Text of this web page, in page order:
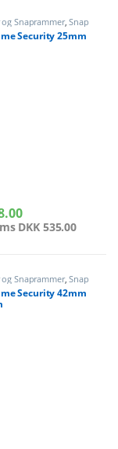
Snaprammer,Snap
Security 25mm
DKK 535.00
Snaprammer,Snap
Security 42mm